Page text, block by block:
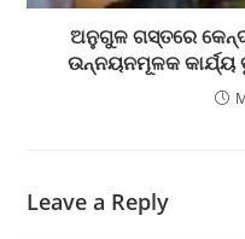
ଅନୁଗୁଳ ଗସ୍ତରେ
ଉନ୍ନୟନମୂଳକ କାର୍ଯ୍ୟ
Leave a Reply